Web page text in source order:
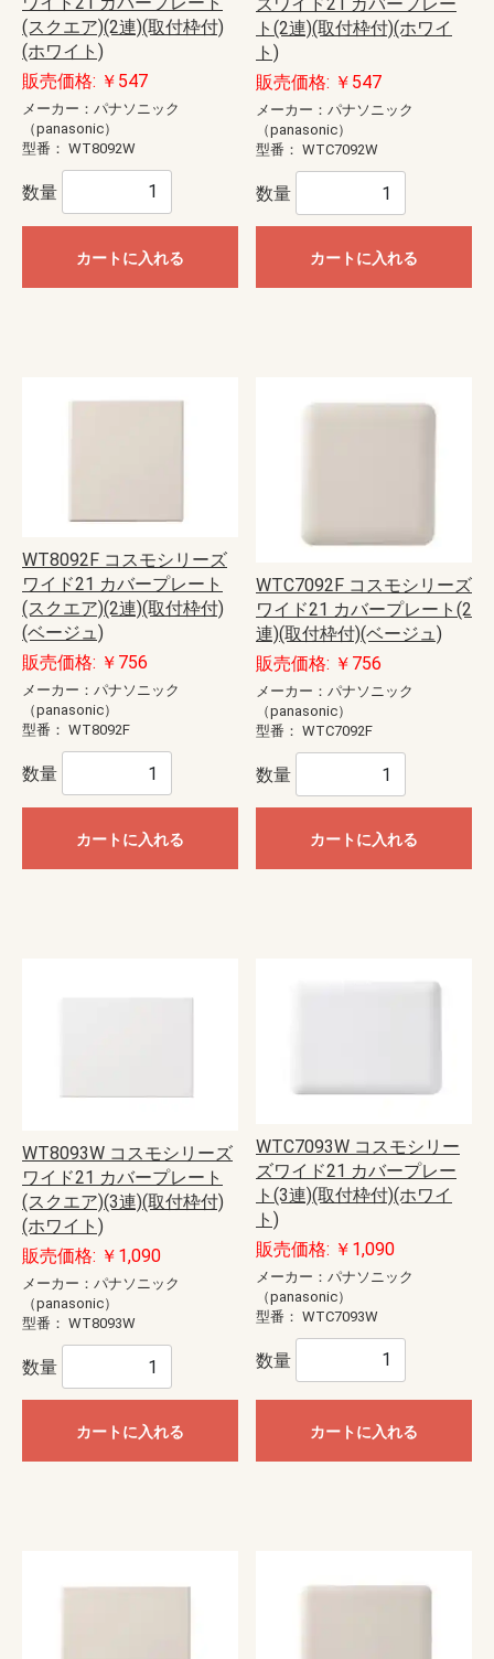
(スクエア)(2連)(取付枠付)
(ホワイト)
販売価格: ￥547
メーカー：パナソニック
（panasonic）
型番： WT8092W
数量
カートに入れる
ト(2連)(取付枠付)(ホワイ
ト)
販売価格: ￥547
メーカー：パナソニック
（panasonic）
型番： WTC7092W
数量
カートに入れる
WT8092F コスモシリーズ
ワイド21 カバープレート
(スクエア)(2連)(取付枠付)
(ベージュ)
販売価格: ￥756
メーカー：パナソニック
（panasonic）
型番： WT8092F
数量
カートに入れる
WTC7092F コスモシリーズ
ワイド21 カバープレート(2
連)(取付枠付)(ベージュ)
販売価格: ￥756
メーカー：パナソニック
（panasonic）
型番： WTC7092F
数量
カートに入れる
WT8093W コスモシリーズ
ワイド21 カバープレート
(スクエア)(3連)(取付枠付)
(ホワイト)
販売価格: ￥1,090
メーカー：パナソニック
（panasonic）
型番： WT8093W
数量
カートに入れる
WTC7093W コスモシリー
ズワイド21 カバープレー
ト(3連)(取付枠付)(ホワイ
ト)
販売価格: ￥1,090
メーカー：パナソニック
（panasonic）
型番： WTC7093W
数量
カートに入れる